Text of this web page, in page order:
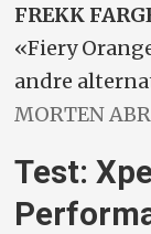
FREKK
«Fiery
andre
MORTEN
Test: